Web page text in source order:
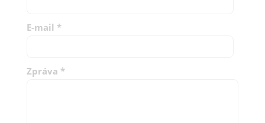
E-mail *
Zpráva *